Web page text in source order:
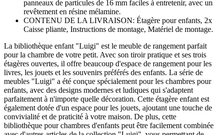
panneaux de particules de 16 mm faciles à entretenir, avec un
revêtement en résine mélamine.
CONTENU DE LA LIVRAISON: Étagère pour enfants, 2x
Caisse pliante, Instructions de montage, Matériel de montage.
La bibliothèque enfant "Luigi" est le meuble de rangement parfait
pour la chambre de votre petit. Avec son tiroir pratique et ses trois
étagères ouvertes, il offre beaucoup d'espace de rangement pour les
livres, les jouets et les souvenirs préférés des enfants. La série de
meubles "Luigi" a été conçue spécialement pour les chambres pour
enfants, avec des designs modernes et ludiques qui s'adaptent
parfaitement à n'importe quelle décoration. Cette étagère enfant est
également dotée d'un espace pour les jouets, ajoutant une touche de
convivialité et de praticité à votre maison. De plus, cette
bibliothèque pour chambres d'enfants peut être facilement combinée